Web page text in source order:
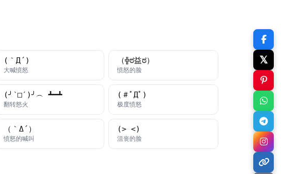
(｀Д´)
大喊愤怒颜文字
（╬ಠ益ಠ）
愤怒的脸颜文字
(╯‵□′)╯︵ ┻━┻
翻转怒火
(＃ﾟДﾟ)
极度愤怒
（｀Δ´）
愤怒的喊叫
(>_<)
沮丧的脸颜文字
𝕏